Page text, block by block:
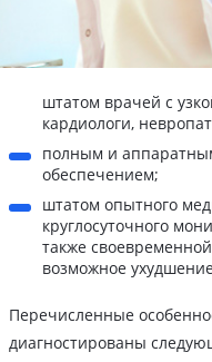
штатом врачей с
кардиологи,
полным и
обеспечением;
штатом опытного
круглосуточного
также
возможное
Перечисленные
диагностированы